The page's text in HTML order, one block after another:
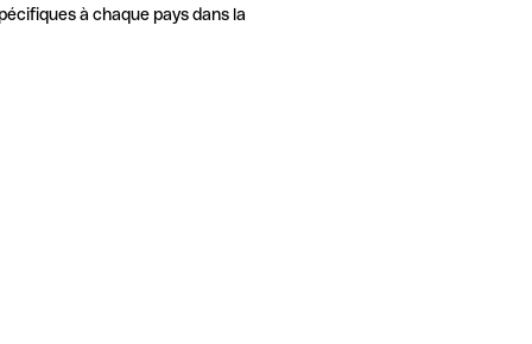
à chaque pays dans la